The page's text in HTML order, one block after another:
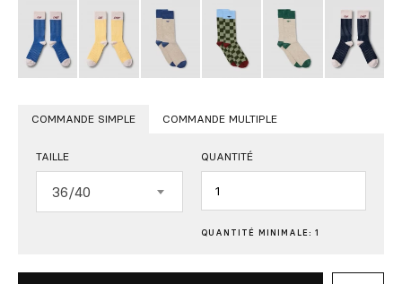
COMMANDE SIMPLE COMMANDE MULTIPLE
TAILLE
36/40
QUANTITÉ
Quantité
QUANTITÉ MINIMALE: 1